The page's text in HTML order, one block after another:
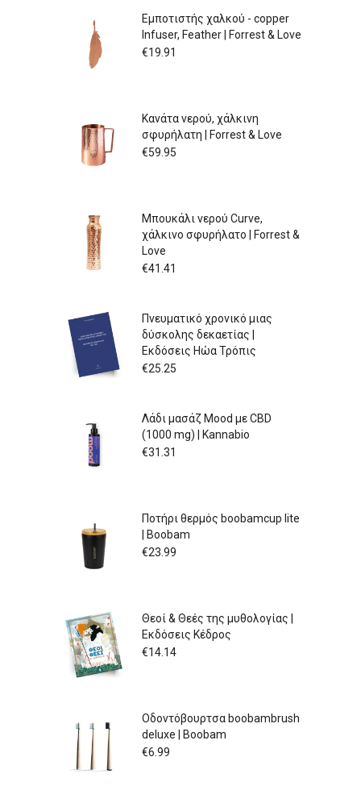
Εμποτιστής χαλκού - copper
Infuser, Feather | Forrest & Love
€19.91
Κανάτα νερού, χάλκινη
σφυρήλατη | Forrest & Love
€59.95
Μπουκάλι νερού Curve,
χάλκινο σφυρήλατο | Forrest &
Love
€41.41
Πνευματικό χρονικό μιας
δύσκολης δεκαετίας |
Εκδόσεις Ηώα Τρόπις
€25.25
Λάδι μασάζ Mood με CBD
(1000 mg) | Kannabio
€31.31
Ποτήρι θερμός boobamcup lite
| Boobam
€23.99
Θεοί & Θεές της μυθολογίας |
Εκδόσεις Κέδρος
€14.14
Οδοντόβουρτσα boobambrush
deluxe | Boobam
€6.99